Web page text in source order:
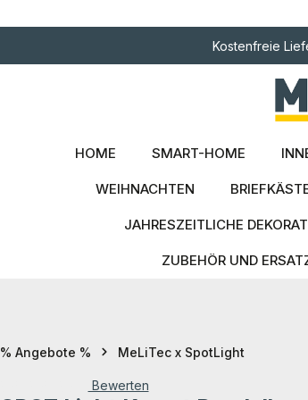
Kostenfreie
HOME SMART-HOME
WEIHNACHTEN
JAHRESZEITLICHE
ZUBEHÖR UND
% Angebote % MeLiTec x SpotLight
Bewerten